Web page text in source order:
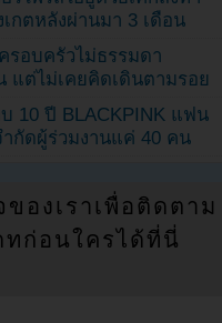
กตหลังผ่านมา 3 เดือน
รอบครัวไม่ธรรมดา
แต่ไม่เคยคิดเดินตามรอย
10 ปี BLACKPINK แฟน
กัดผู้ร่วมงานแค่ 40 คน
องเราเพื่อติดตาม
ทก่อนใครได้ที่นี่